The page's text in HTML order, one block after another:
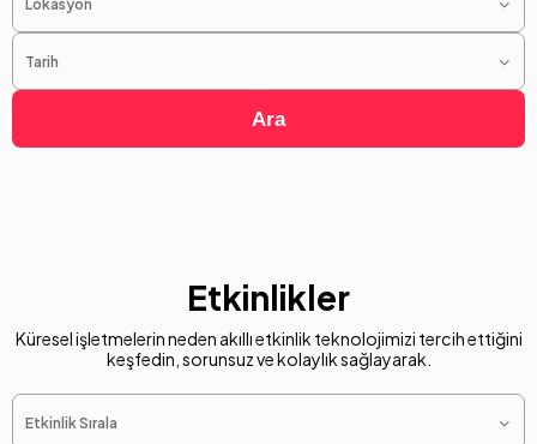
Lokasyon
Tarih
Ara
Etkinlikler
Küresel işletmelerin neden akıllı etkinlik teknolojimizi tercih ettiğini
keşfedin, sorunsuz ve kolaylık sağlayarak.
Etkinlik Sırala